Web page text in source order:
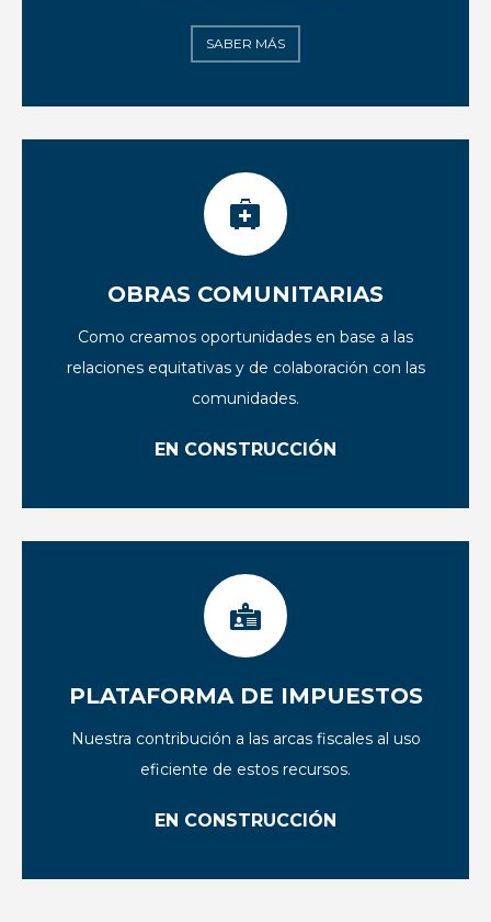
SABER MÁS
OBRAS COMUNITARIAS
Como creamos oportunidades en base a las
relaciones equitativas y de colaboración con las
comunidades.
EN CONSTRUCCIÓN
PLATAFORMA DE IMPUESTOS
Nuestra contribución a las arcas fiscales al uso
eficiente de estos recursos.
EN CONSTRUCCIÓN